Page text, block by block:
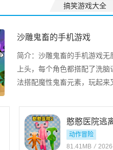
搞笑游戏大全
沙雕鬼畜的手机游戏
简介： 沙雕鬼畜的手机游戏无
上头，每个角色都搭配了洗
法搭配魔性鬼畜元素，玩起
充满沙雕趣味玩起来欢乐十足
憨憨医院逃
动作冒险
81.41MB /